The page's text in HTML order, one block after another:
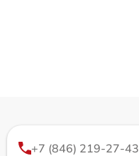
+7 (846) 219-27-43